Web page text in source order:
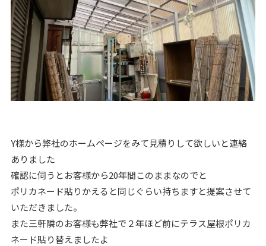
Y様から弊社のホームページをみて見積りして欲しいと連絡
ありました
確認に伺うとお客様から20年間このままなのでと
ポリカネード貼りかえると同じぐらい持ちますと提案させて
いただきました。
また三軒隣のお客様も弊社で２年ほど前にテラス屋根ポリカ
ネード貼り替えましたよ